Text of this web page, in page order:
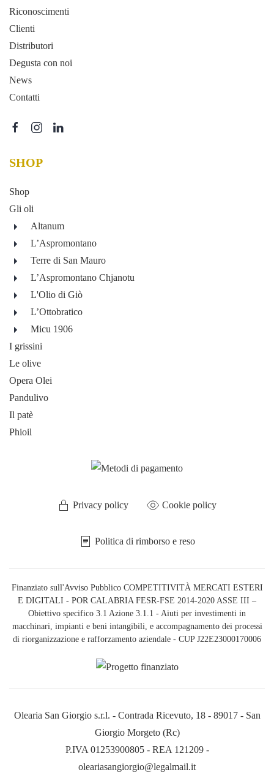
Riconoscimenti
Clienti
Distributori
Degusta con noi
News
Contatti
SHOP
Shop
Gli oli
Altanum
L’Aspromontano
Terre di San Mauro
L’Aspromontano Chjanotu
L'Olio di Giò
L’Ottobratico
Micu 1906
I grissini
Le olive
Opera Olei
Pandulivo
Il patè
Phioil
Privacy policy Cookie policy
Politica di rimborso e reso
Finanziato sull'Avviso Pubblico COMPETITIVITÀ MERCATI ESTERI
E DIGITALI - POR CALABRIA FESR-FSE 2014-2020 ASSE III –
Obiettivo specifico 3.1 Azione 3.1.1 - Aiuti per investimenti in
macchinari, impianti e beni intangibili, e accompagnamento dei processi
di riorganizzazione e rafforzamento aziendale - CUP J22E23000170006
Olearia San Giorgio s.r.l. - Contrada Ricevuto, 18 - 89017 - San
Giorgio Morgeto (Rc)
P.IVA 01253900805 - REA 121209 -
oleariasangiorgio@legalmail.it